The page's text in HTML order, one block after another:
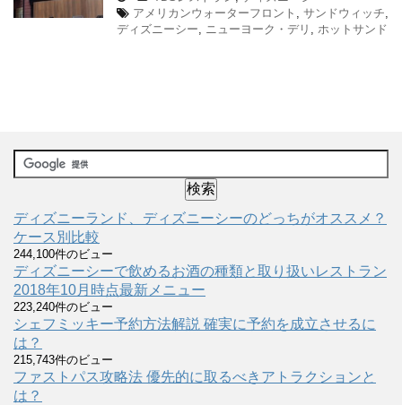
アメリカンウォーターフロント , サンドウィッチ,
ディズニーシー, ニューヨーク・デリ , ホットサンド
ディズニーランド、ディズニーシーのどっちがオススメ？
ケース別比較
244,100件のビュー
ディズニーシーで飲めるお酒の種類と取り扱いレストラン
2018年10月時点最新メニュー
223,240件のビュー
シェフミッキー予約方法解説 確実に予約を成立させるに
は？
215,743件のビュー
ファストパス攻略法 優先的に取るべきアトラクションと
は？